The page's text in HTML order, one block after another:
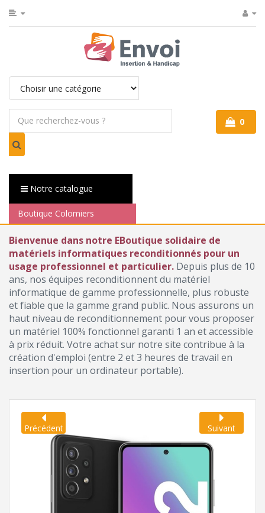
0
Notre catalogue
Boutique Colomiers
Bienvenue dans notre EBoutique solidaire de
matériels informatiques reconditionnés pour un
usage professionnel et particulier. Depuis plus de 10
ans, nos équipes reconditionnent du matériel
informatique de gamme professionnelle, plus robuste
et fiable que la gamme grand public. Nous assurons un
haut niveau de reconditionnement pour vous proposer
un matériel 100% fonctionnel garanti 1 an et accessible
à prix réduit. Votre achat sur notre site contribue à la
création d'emploi (entre 2 et 3 heures de travail en
insertion pour un ordinateur portable).
Précédent Suivant